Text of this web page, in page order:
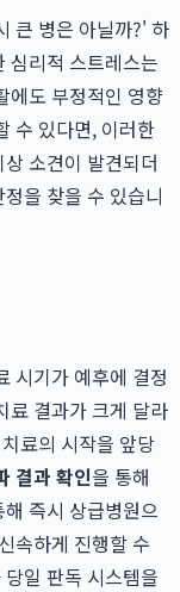
큰 병은 아닐까?' 하
심리적 스트레스는
에도 부정적인 영향
수 있다면, 이러한
소견이 발견되더
을 찾을 수 있습니
시기가 예후에 결정
료 결과가 크게 달라
료의 시작을 앞당
결과 확인을 통해
즉시 상급병원으
속하게 진행할 수
당일 판독 시스템을